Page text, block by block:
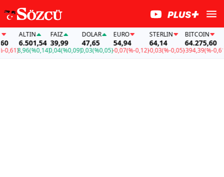
ALTIN
6.501,54
8,96(%0,14)
FAİZ
39,99
0,04(%0,09)
DOLAR
47,65
0,03(%0,05)
EURO
54,94
-0,07(%-0,12)
STERLIN
64,14
-0,03(%-0,05)
BITCOIN
64.275,60
-394,39(%-0,61)